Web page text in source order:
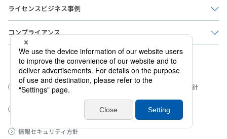
公式ソーシャルメディア
このサイトについて
情報セキュリティ方針
ウェブアクセシビリティ方針
サイトマップ
ライセンスビジネス事例
コンプライアンス